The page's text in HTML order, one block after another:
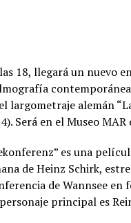
18, llegará un nuevo
largometraje alemán
Será en el Museo
es una
de Heinz Schirk,
de Wannsee en
principal es